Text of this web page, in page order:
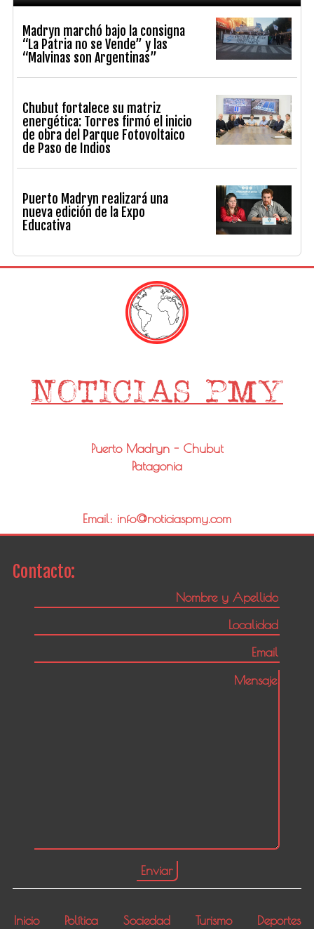
Madryn marchó bajo la consigna
“La Patria no se Vende” y las
“Malvinas son Argentinas”
Chubut fortalece su matriz
energética: Torres firmó el inicio
de obra del Parque Fotovoltaico
de Paso de Indios
Puerto Madryn realizará una
nueva edición de la Expo
Educativa
Puerto Madryn - Chubut
Patagonia
Email: info@noticiaspmy.com
Contacto:
Inicio Política Sociedad Turismo Deportes